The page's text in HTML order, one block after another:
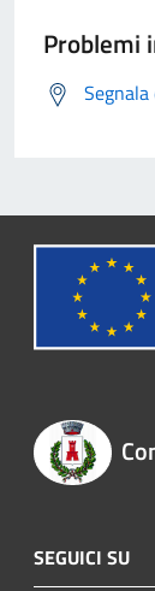
Problemi
SEGUICI SU